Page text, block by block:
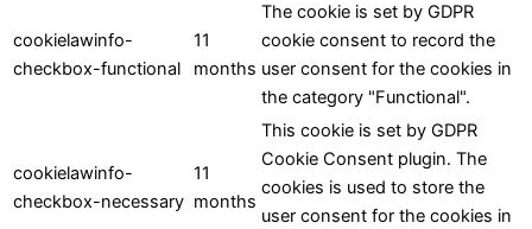
cookielawinfo-
checkbox-functional
11
months
The cookie is set by GDPR
cookie consent to record the
user consent for the cookies in
the category "Functional".
cookielawinfo-
checkbox-necessary
11
months
This cookie is set by GDPR
Cookie Consent plugin. The
cookies is used to store the
user consent for the cookies in